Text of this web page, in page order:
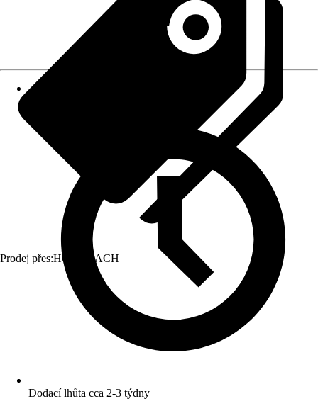
Prodej přes:HORNBACH
Dodací lhůta cca 2-3 týdny